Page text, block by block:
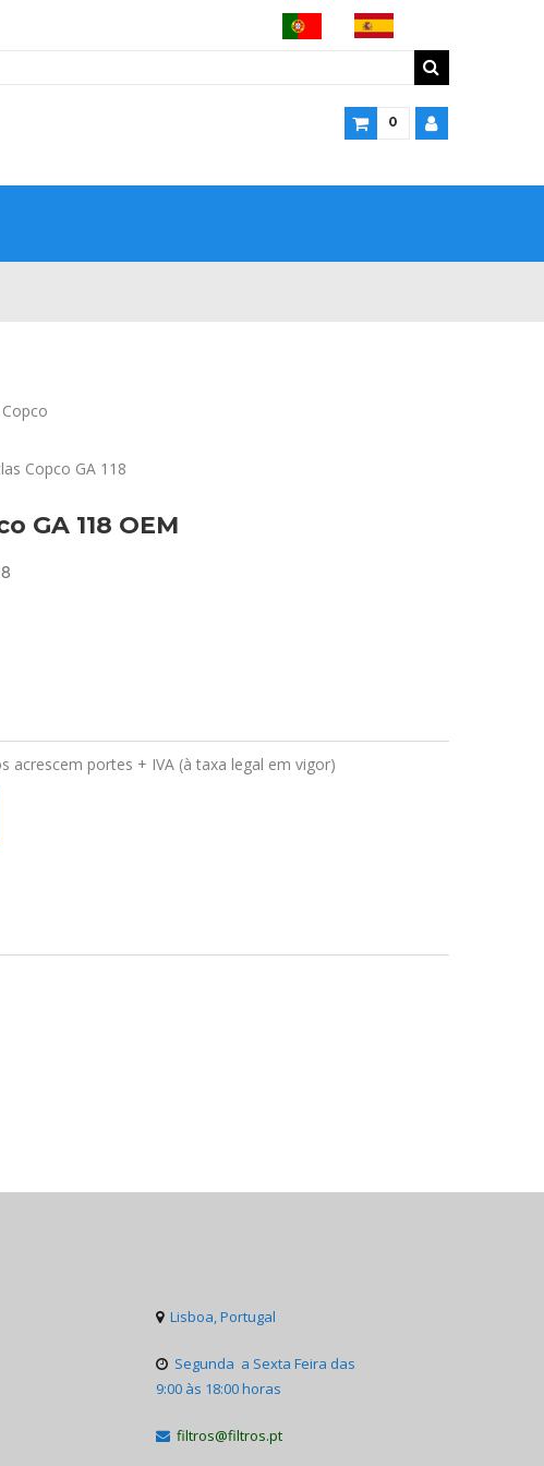
0
Copco GA 118
GA 118 OEM
acrescem portes + IVA (à taxa legal em vigor)
 Lisboa, Portugal
 Segunda a Sexta Feira das
9:00 às 18:00 horas
 filtros@filtros.pt